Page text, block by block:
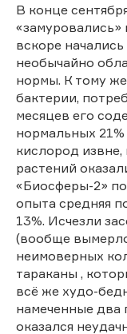
В конце
«замуровались»
вскоре
необычайно
нормы. К тому
бактерии,
месяцев его
нормальных
кислород
растений
«Биосферы-2»
опыта средняя
13%. Исчезли
(вообще
неимоверных
тараканы ,
всё же худо-
намеченные два
оказался